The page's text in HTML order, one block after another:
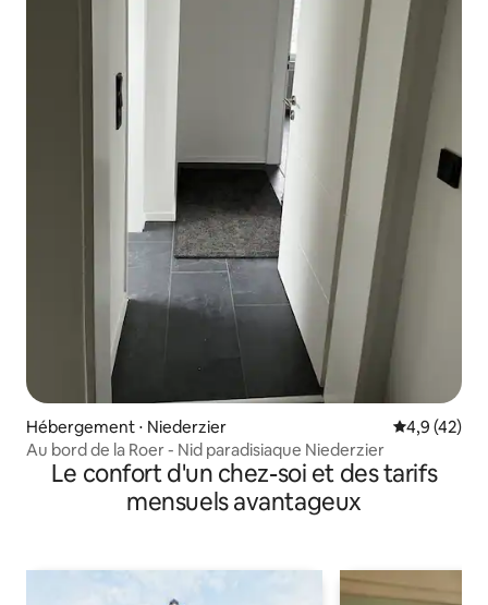
Hébergement ⋅ Niederzier Évaluation
4,9 (42)
Au bord de la Roer - Nid paradisiaque Niederzier
Le confort d'un chez-soi et des tarifs
mensuels avantageux